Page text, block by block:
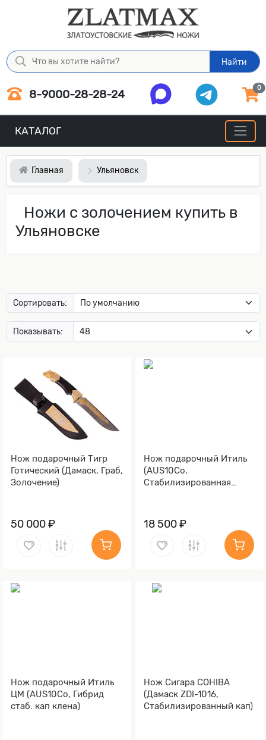
Найти
8-9000-28-28-24 0
КАТАЛОГ
Главная Ульяновск
Ножи с золочением купить в
Ульяновске
Сортировать:
Показывать:
Нож подарочный Тигр
Готический (Дамаск, Граб,
Золочение)
50 000 ₽
Нож подарочный Итиль
(AUS10Co,
Стабилизированная
18 500 ₽
Нож подарочный Итиль
ЦМ (AUS10Co, Гибрид
стаб. кап клена)
Нож Сигара COHIBA
(Дамаск ZDI-1016,
Стабилизированный кап)